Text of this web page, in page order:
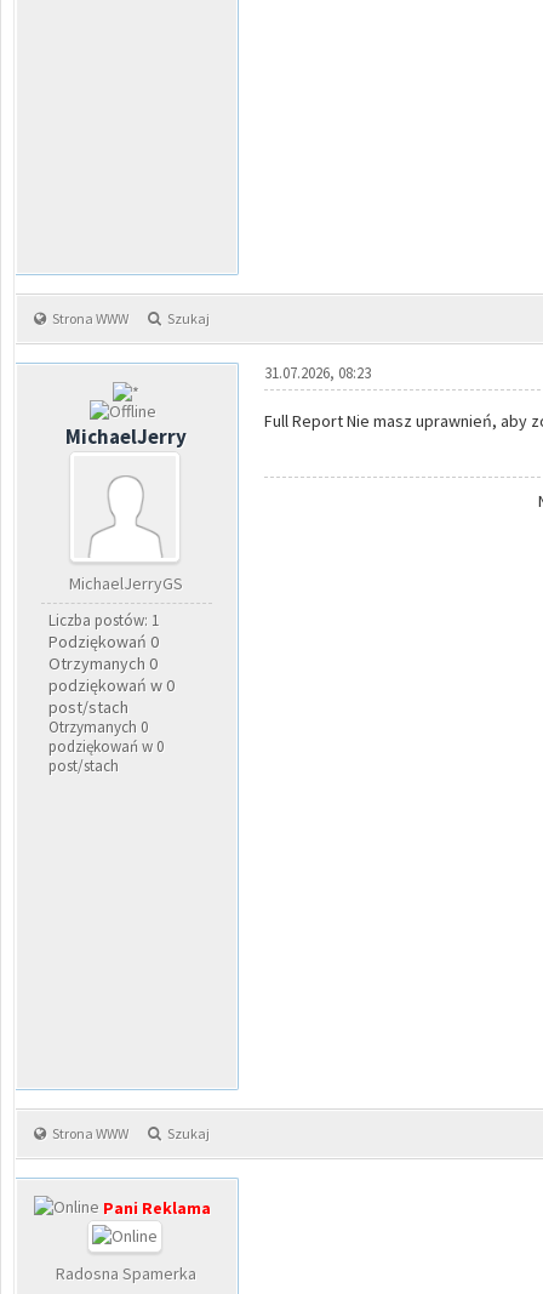
Strona WWW Szukaj
MichaelJerry
MichaelJerryGS
Liczba postów: 1
Podziękowań 0
Otrzymanych 0
podziękowań w 0
post/stach
Otrzymanych 0
podziękowań w 0
post/stach
31.07.2026, 08:23
Full Report Nie masz uprawnień, aby
Strona WWW Szukaj
Pani Reklama
Radosna Spamerka